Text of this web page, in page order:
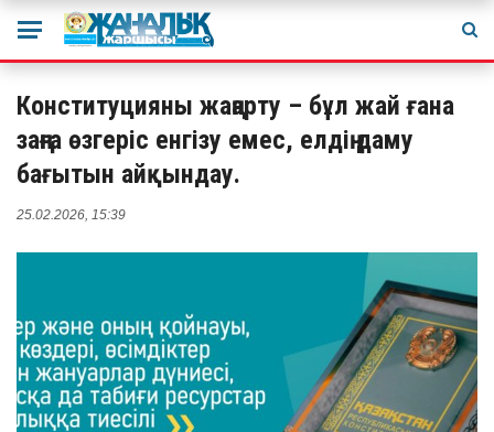
Конституцияны жаңарту – бұл жай ғана
заңға өзгеріс енгізу емес, елдің даму
бағытын айқындау.
25.02.2026, 15:39